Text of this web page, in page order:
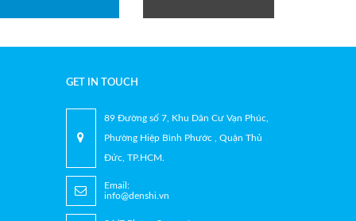
GET IN TOUCH
89 Đường số 7, Khu Dân Cư Vạn Phúc,
Phường Hiệp Bình Phước , Quận Thủ
Đức, TP.HCM.
Email:
info@denshi.vn